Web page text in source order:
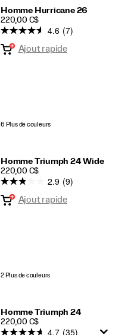
Homme Hurricane 26
PRICE
220,00 C$
Liste de souhaits
4.6 (7)
Ajout rapide
6 Plus de couleurs
Homme Triumph 24 Wide
PRICE
220,00 C$
Liste de souhaits
2.9 (9)
Ajout rapide
2 Plus de couleurs
Homme Triumph 24
PRICE
220,00 C$
4.7 (35)